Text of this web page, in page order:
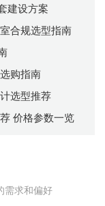
建设方案
合规选型指南
购指南
选型推荐
价格参数一览
需求和偏好